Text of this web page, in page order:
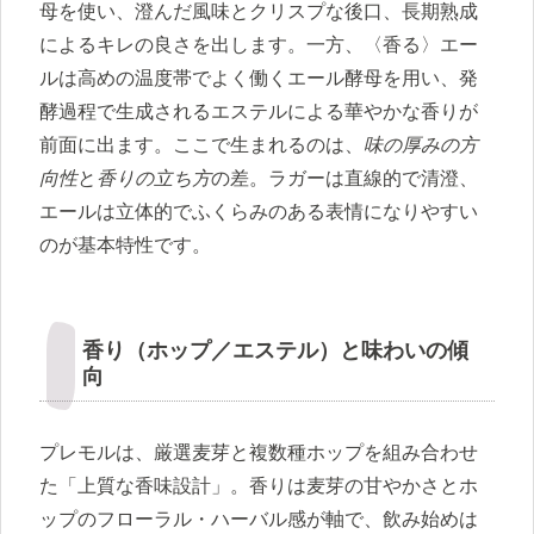
母を使い、澄んだ風味とクリスプな後口、長期熟成
によるキレの良さを出します。一方、〈香る〉エー
ルは高めの温度帯でよく働くエール酵母を用い、発
酵過程で生成されるエステルによる華やかな香りが
前面に出ます。ここで生まれるのは、 味の厚みの方
向性と 香りの立ち方の差。ラガーは直線的で清澄、
エールは立体的でふくらみのある表情になりやすい
のが基本特性です。
香り（ホップ／エステル）と味わいの傾
向
プレモルは、厳選麦芽と複数種ホップを組み合わせ
た「上質な香味設計」。香りは麦芽の甘やかさとホ
ップのフローラル・ハーバル感が軸で、飲み始めは